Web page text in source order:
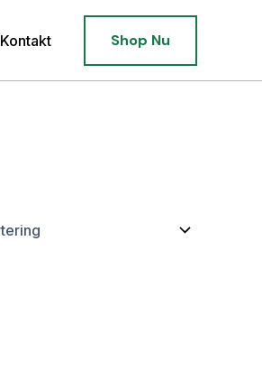
Kontakt Shop Nu